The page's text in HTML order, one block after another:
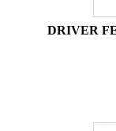
DRIVER